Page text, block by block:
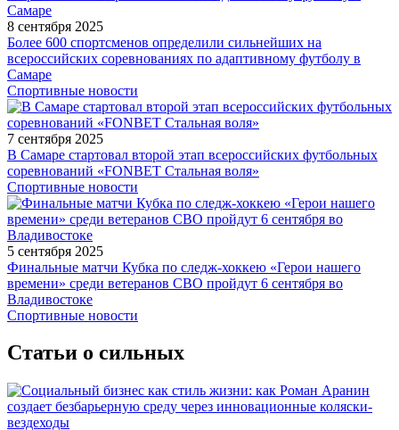
8 сентября 2025
Более 600 спортсменов определили сильнейших на
всероссийских соревнованиях по адаптивному футболу в
Самаре
Спортивные новости
7 сентября 2025
В Самаре стартовал второй этап всероссийских футбольных
соревнований «FONBET Стальная воля»
Спортивные новости
5 сентября 2025
Финальные матчи Кубка по следж-хоккею «Герои нашего
времени» среди ветеранов СВО пройдут 6 сентября во
Владивостоке
Спортивные новости
Статьи о сильных